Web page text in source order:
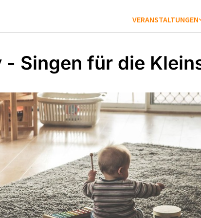
VERANSTALTUNGEN
- Singen für die